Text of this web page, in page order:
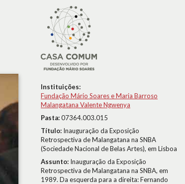
Instituições:
Fundação Mário Soares e Maria Barroso
Malangatana Valente Ngwenya
Pasta:07364.003.015
Título: Inauguração da Exposição
Retrospectiva de Malangatana na SNBA
(Sociedade Nacional de Belas Artes), em Lisboa
Assunto: Inauguração da Exposição
Retrospectiva de Malangatana na SNBA, em
1989. Da esquerda para a direita: Fernando